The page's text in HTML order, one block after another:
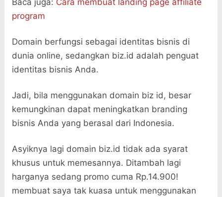
program
Domain berfungsi sebagai identitas bisnis di
dunia online, sedangkan biz.id adalah penguat
identitas bisnis Anda.
Jadi, bila menggunakan domain biz id, besar
kemungkinan dapat meningkatkan branding
bisnis Anda yang berasal dari Indonesia.
Asyiknya lagi domain biz.id tidak ada syarat
khusus untuk memesannya. Ditambah lagi
harganya sedang promo cuma Rp.14.900!
membuat saya tak kuasa untuk menggunakan